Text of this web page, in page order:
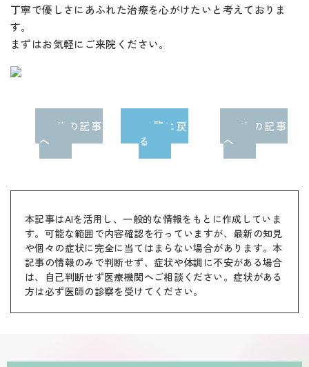
丁寧で優しさにあふれた治療を心がけたいと考えておりま
す。
まずはお気軽にご来院ください。
前の記事
へ
一覧に戻
る
次の記事
へ
本記事はAIを活用し、一般的な情報をもとに作成していま
す。可能な範囲で内容確認を行っていますが、最新の知見
や個々の症状に完全に当てはまらない場合があります。本
記事の情報のみで判断せず、症状や体調に不安がある場合
は、自己判断せず医療機関へご相談ください。症状がある
方は必ず医師の診察を受けてください。